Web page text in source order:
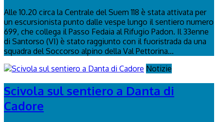
Alle 10.20 circa la Centrale del Suem 118 è stata attivata per
un escursionista punto dalle vespe lungo il sentiero numero
699, che collega il Passo Fedaia al Rifugio Padon. Il 33enne
di Santorso (VI) è stato raggiunto con il fuoristrada da una
squadra del Soccorso alpino della Val Pettorina...
Notizie
Scivola sul sentiero a Danta di
Cadore